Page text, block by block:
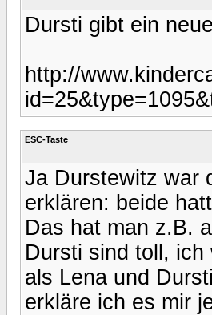
Dursti gibt ein
http://
ESC-Taste
Ja Durstewitz war
erklären: beide
Das hat man z.B.
Dursti sind toll,
als Lena und
erkläre ich es mir